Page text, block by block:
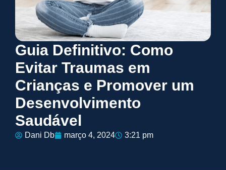
Guia Definitivo: Como
Evitar Traumas em
Crianças e Promover um
Desenvolvimento
Saudável
Dani Db março 4, 2024 3:21 pm